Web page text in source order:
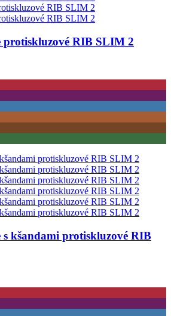
protiskluzové RIB SLIM 2
s kšandami protiskluzové RIB